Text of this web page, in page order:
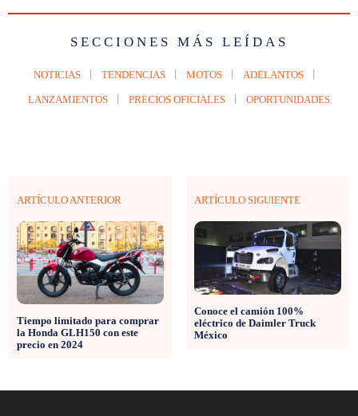
SECCIONES MÁS LEÍDAS
NOTICIAS TENDENCIAS MOTOS ADELANTOS
LANZAMIENTOS PRECIOS OFICIALES OPORTUNIDADES
ARTÍCULO ANTERIOR
Tiempo limitado para comprar
la Honda GLH150 con este
precio en 2024
ARTÍCULO SIGUIENTE
Conoce el camión 100%
eléctrico de Daimler Truck
México